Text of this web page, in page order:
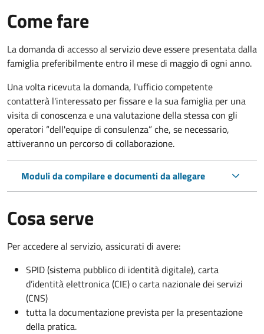
Come fare
La domanda di accesso al servizio deve essere presentata dalla
famiglia preferibilmente entro il mese di maggio di ogni anno.
Una volta ricevuta la domanda, l'ufficio competente
contatterà l'interessato per fissare e la sua famiglia per una
visita di conoscenza e una valutazione della stessacon gli
operatori “dell'equipe di consulenza” che, se necessario,
attiveranno un percorso di collaborazione.
Moduli da compilare e documenti da allegare
Cosa serve
Per accedere al servizio, assicurati di avere:
SPID (sistema pubblico di identità digitale), carta
d’identità elettronica (CIE) o carta nazionale dei servizi
(CNS)
tutta la documentazione prevista per la presentazione
della pratica.